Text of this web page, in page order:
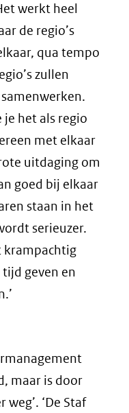
werkt heel
de regio’s
qua tempo
zullen
het als regio
met elkaar
uitdaging om
goed bij elkaar
staan in het
serieuzer.
krampachtig
geven en
maar is door
‘De Staf